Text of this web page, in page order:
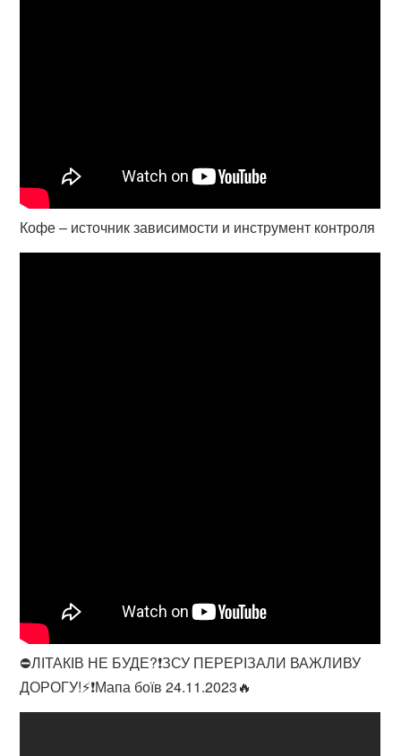
Кофе – источник зависимости и инструмент контроля
⛔️ЛІТАКІВ НЕ БУДЕ?❗ЗСУ ПЕРЕРІЗАЛИ ВАЖЛИВУ
ДОРОГУ!⚡❗Мапа боїв 24.11.2023🔥